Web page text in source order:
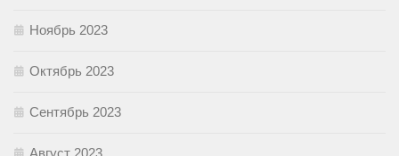
Ноябрь 2023
Октябрь 2023
Сентябрь 2023